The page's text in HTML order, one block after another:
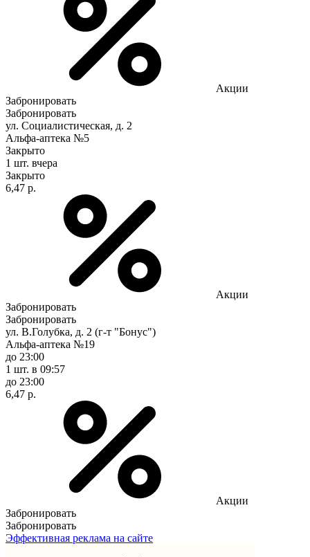
Акции
Забронировать
Забронировать
ул. Социалистическая, д. 2
Альфа-аптека №5
Закрыто
1 шт. вчера
Закрыто
6,47 р.
Акции
Забронировать
Забронировать
ул. В.Голубка, д. 2 (г-т "Бонус")
Альфа-аптека №19
до 23:00
1 шт. в 09:57
до 23:00
6,47 р.
Акции
Забронировать
Забронировать
Эффективная реклама на сайте